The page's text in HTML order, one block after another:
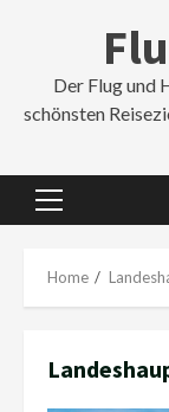
Der Flug und
schönsten
Primary
Home